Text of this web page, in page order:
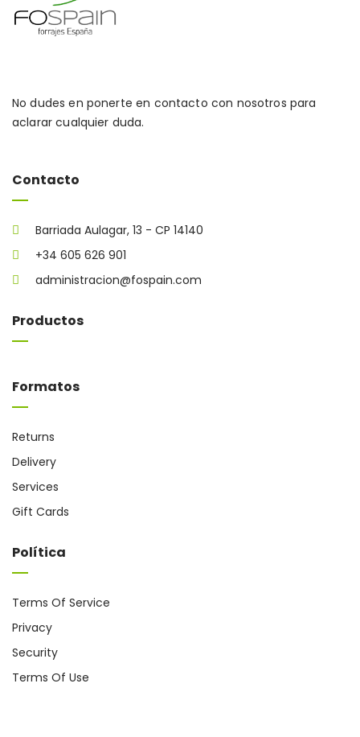
No dudes en ponerte en contacto con nosotros para
aclarar cualquier duda.
Contacto
Barriada Aulagar, 13 - CP 14140
+34 605 626 901
administracion@fospain.com
Productos
Formatos
Returns
Delivery
Services
Gift Cards
Política
Terms Of Service
Privacy
Security
Terms Of Use